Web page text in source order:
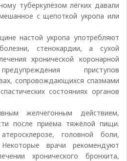
туберкулёзом лёгких давали
с щепоткой укропа или
настой укропа употребляют
стенокардии, а сухой
хронической коронарной
приступов
сопровождающихся спазмами
состояниях органов
желчегонным действием,
после приёма тяжёлой пищи.
головной боли,
врачи рекомендуют
хронического бронхита,